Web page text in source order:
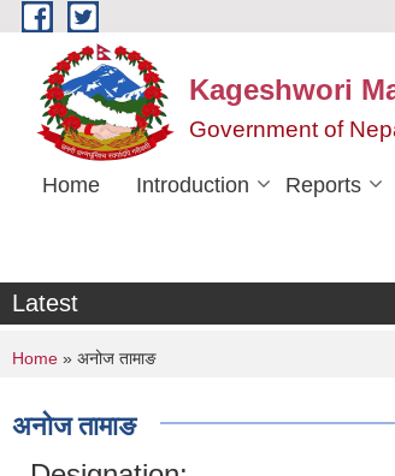
Skip to main content
Kageshwori
Government of
Home Introduction Reports
Latest
You are here
Home » अनोज तामाङ
अनोज तामाङ